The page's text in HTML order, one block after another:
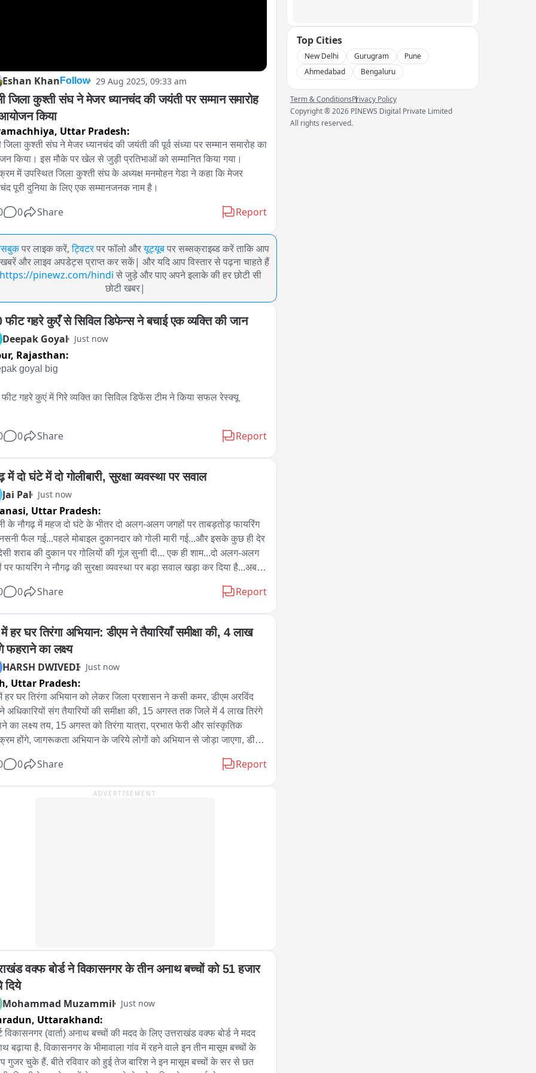
Eshan Khan Follow 29 Aug 2025, 09:33 am
जिला कुश्ती संघ ने मेजर ध्यानचंद की जयंती पर सम्मान समारोह
किया
Uttar Pradesh:
जिला कुश्ती संघ ने मेजर ध्यानचंद की जयंती की पूर्व संध्या पर सम्मान समारोह का
किया। इस मौके पर खेल से जुड़ी प्रतिभाओं को सम्मानित किया गया।
में उपस्थित जिला कुश्ती संघ के अध्यक्ष मनमोहन गेडा ने कहा कि मेजर
पूरी दुनिया के लिए एक सम्मानजनक नाम है।
0 Share Report
पर लाइक करें, ट्विटर पर फॉलो औरयूट्यूब पर सब्सक्राइब्ड करें ताकि आप
खबरें और लाइव अपडेट्स प्राप्त कर सकें| और यदि आप विस्तार से पढ़ना चाहते हैं
https://pinewz.com/hindi से जुड़े और पाए अपने इलाके की हर छोटी सी
छोटी खबर|
फीट गहरे कुएँ से सिविल डिफेन्स ने बचाई एक व्यक्ति की जान
Deepak Goyal Just now
Rajasthan:
goyal big
गहरे कुएं में गिरे व्यक्ति का सिविल डिफेंस टीम ने किया सफल रेस्क्यू
हुई कि रघुनाथपुरा/खातिया की ढाणी, थाना कानोता क्षेत्र में एक व्यक्ति करीब
रेस्क्यू की आवश्यकता थी।
मिलते ही उप नियंत्रक श्री अमित शर्मा के नेतृत्व में सिविल डिफेंस की रेस्क्यू
घटनास्थल के लिए रवाना हुई और मौके पर पहुंचकर रेस्क्यू ऑपरेशन शुरू
डिफेंस 팀 ने करीब आधे घंटे तक कड़ी मशक्कत करते हुए सुरक्षित तरीके से कुएं
व्यक्ति तक पहुंच बनाई और उसे जीवित एवं सुरक्षित बाहर निकाल लिया।
के बाद व्यक्ति को तत्काल एंबुलेंस की सहायता से उपचार के लिए अस्पताल
गया।
डिफेंस टीम की तत्परता, साहस और त्वरित कार्रवाई के चलते एक व्यक्ति की
में सफलता मिली।
0 Share Report
में दो घंटे में दो गोलीबारी, सुरक्षा व्यवस्था पर सवाल
Jai Pal Just now
Uttar Pradesh:
के नौगढ़ में महज दो घंटे के भीतर दो अलग-अलग जगहों पर ताबड़तोड़ फायरिंग
फैल गई...पहले मोबाइल दुकानदार को गोली मारी गई...और इसके कुछ ही देर
शराब की दुकान पर गोलियों की गूंज सुनाी दी... एक ही शाम...दो अलग-अलग
पर फायरिंग ने नौगढ़ की सुरक्षा व्यवस्था पर बड़ा सवाल खड़ा कर दिया है...अब
0 Share Report
हर घर तिरंगा अभियान: डीएम ने तैयारियाँ समीक्षा की, 4 लाख
फहराने का लक्ष्य
HARSH DWIVEDI Just now
Uttar Pradesh:
हर घर तिरंगा अभियान को लेकर जिला प्रशासन ने कसी कमर, डीएम अरविंद
अधिकारियों संग तैयारियों की समीक्षा की, 15 अगस्त तक जिले में 4 लाख तिरंगे
का लक्ष्य तय, 15 अगस्त को तिरंगा यात्रा, प्रभात फेरी और सांस्कृतिक
होंगे, जागरूकता अभियान के जरिये लोगों को अभियान से जोड़ा जाएगा, डीएम
0 Share Report
ADVERTISEMENT
वक्फ बोर्ड ने विकासनगर के तीन अनाथ बच्चों को 51 हजार
दिये
Mohammad Muzammil Just now
Uttarakhand:
विकासनगर (वार्ता) अनाथ बच्चों की मदद के लिए उत्तराखंड वक्फ बोर्ड ने मदद
बढ़ाया है. विकासनगर के भीमावाला गांव में रहने वाले इन तीन मासूम बच्चों के
गुजर चुके हैं. बीते रविवार को हुई तेज बारिश ने इन मासूम बच्चों के सर से छत
Top Cities
New Delhi Gurugram
Pune
Ahmedabad
Bengaluru
Term & ConditionsPrivacy Policy
Copyright ®2026 PINEWS Digital Private Limited
All rights reserved.